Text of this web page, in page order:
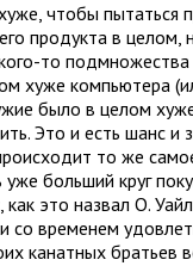
чтобы
продукта в
то
хуже компьютера
было в целом
Это и есть шанс
то же
больший круг
это назвал О.
временем
канатных братьев